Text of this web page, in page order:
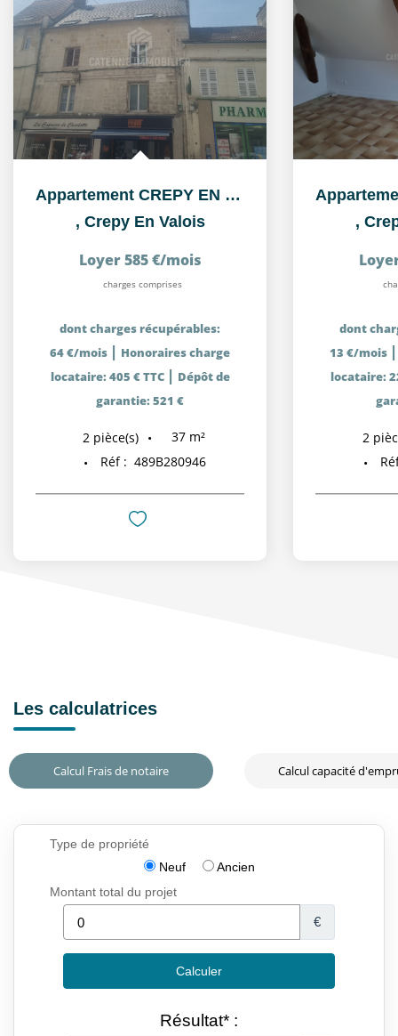
Appartement CREPY EN VALOIS - 2 pièce(s) 36.85 m²
, Crepy En Valois
Loyer 585 €/mois
charges comprises
dont charges récupérables:
64 €/mois | Honoraires charge
locataire: 405 € TTC | Dépôt de
garantie: 521 €
2 pièce(s) 37 m²
Réf : 489B280946
,
dont
13 €/mois
locataire:
2
Les calculatrices
Calcul Frais de notaire Calcul capacité